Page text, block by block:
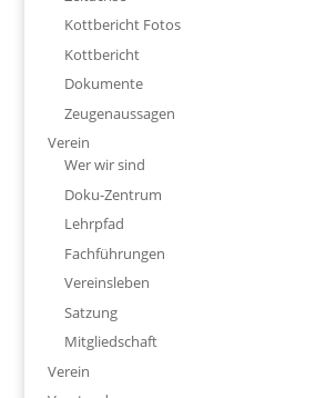
Kottbericht Fotos
Kottbericht
Dokumente
Zeugenaussagen
Verein
Wer wir sind
Doku-Zentrum
Lehrpfad
Fachführungen
Vereinsleben
Satzung
Mitgliedschaft
Verein